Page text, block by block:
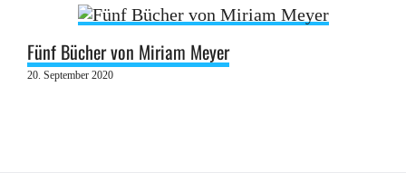
Fünf Bücher von Miriam Meyer
20. September 2020